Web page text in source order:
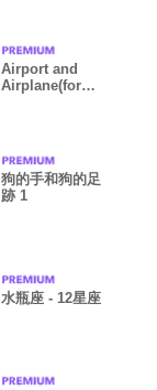
Airport and
Airplane(for
狗的手和狗的足
跡 1
水瓶座 - 12星座